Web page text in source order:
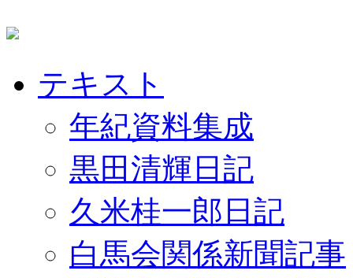
テキスト
年紀資料集成
黒田清輝日記
久米桂一郎日記
白馬会関係新聞記事